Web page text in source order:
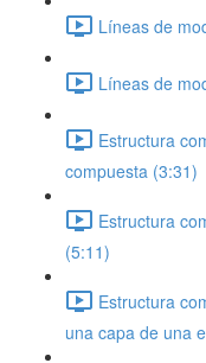
Líneas de
Líneas de
Estructura
compuesta (3:31)
Estructura
(5:11)
Estructura
una capa de una